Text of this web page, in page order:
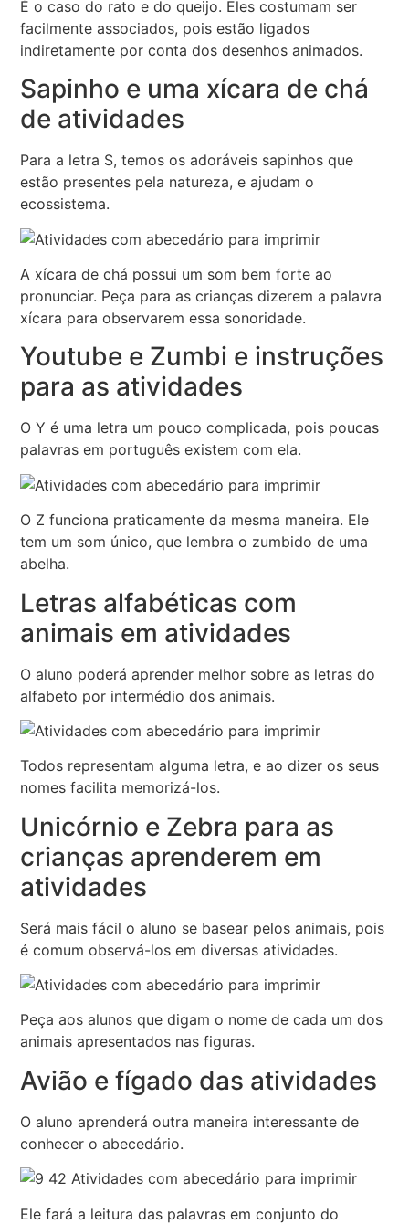
É o caso do rato e do queijo. Eles costumam ser
facilmente associados, pois estão ligados
indiretamente por conta dos desenhos animados.
Sapinho e uma xícara de chá
de atividades
Para a letra S, temos os adoráveis sapinhos que
estão presentes pela natureza, e ajudam o
ecossistema.
A xícara de chá possui um som bem forte ao
pronunciar. Peça para as crianças dizerem a palavra
xícara para observarem essa sonoridade.
Youtube e Zumbi e instruções
para as atividades
O Y é uma letra um pouco complicada, pois poucas
palavras em português existem com ela.
O Z funciona praticamente da mesma maneira. Ele
tem um som único, que lembra o zumbido de uma
abelha.
Letras alfabéticas com
animais em atividades
O aluno poderá aprender melhor sobre as letras do
alfabeto por intermédio dos animais.
Todos representam alguma letra, e ao dizer os seus
nomes facilita memorizá-los.
Unicórnio e Zebra para as
crianças aprenderem em
atividades
Será mais fácil o aluno se basear pelos animais, pois
é comum observá-los em diversas atividades.
Peça aos alunos que digam o nome de cada um dos
animais apresentados nas figuras.
Avião e fígado das atividades
O aluno aprenderá outra maneira interessante de
conhecer o abecedário.
Ele fará a leitura das palavras em conjunto do